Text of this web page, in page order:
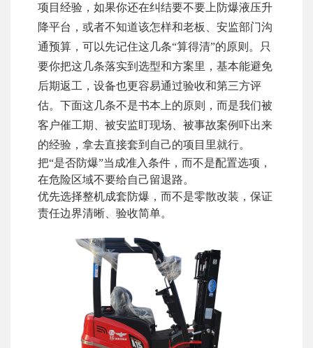
项目经验，如果你还在纠结要不要上防爆液压升
降平台，或者不知道该怎样和老板、安监部门沟
通预算，可以先记住这几条“算得清”的原则。只
要你把这几条落实到选型和方案里，基本能避免
后期返工，设备也更容易通过验收和第三方评
估。下面这几条不是书本上的原则，而是我们被
客户催工期、被安监盯现场、被事故案例吓出来
的经验，拿去直接套到自己的项目里就行。
把“是否防爆”当成准入条件，而不是配置选项，
在危险区域不要给自己留退路。
优先选择整机成套防爆，而不是零散改装，保证
责任边界清晰、验收简单。